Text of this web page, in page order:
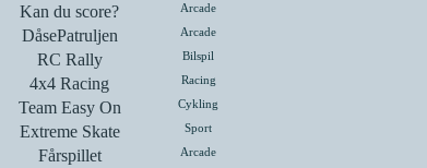
Kan du score? Arcade
DåsePatruljen Arcade
RC Rally Bilspil
4x4 Racing Racing
Team Easy On Cykling
Extreme Skate Sport
Fårspillet Arcade